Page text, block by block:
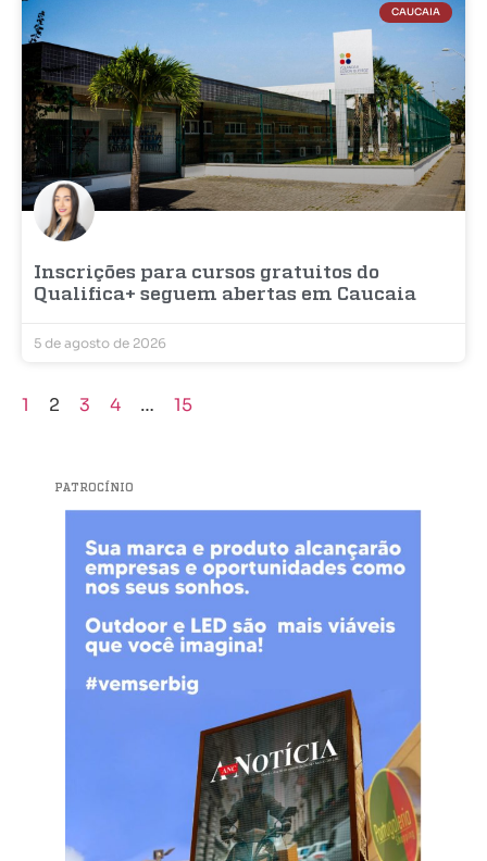
CAUCAIA
Inscrições para cursos gratuitos do
Qualifica+ seguem abertas em Caucaia
5 de agosto de 2026
1 2 3 4 … 15
PATROCÍNIO